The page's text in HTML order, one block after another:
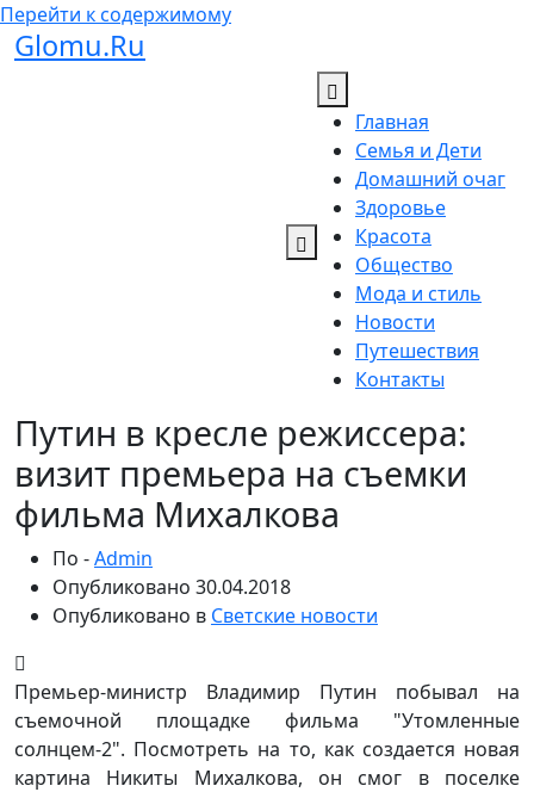
Перейти к содержимому
Glomu.Ru
Главная
Семья и Дети
Домашний очаг
Здоровье
Красота
Общество
Мода и стиль
Новости
Путешествия
Контакты
Путин в кресле режиссера:
визит премьера на съемки
фильма Михалкова
По -Admin
Опубликовано 30.04.2018
Опубликовано в Светские новости
Премьер-министр Владимир Путин побывал на
съемочной площадке фильма "Утомленные
солнцем-2". Посмотреть на то, как создается новая
картина Никиты Михалкова, он смог в поселке